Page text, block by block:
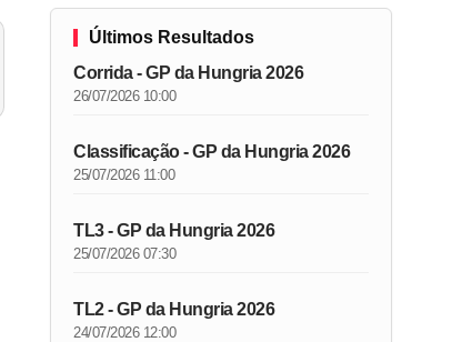
Últimos Resultados
Corrida - GP da Hungria 2026
26/07/2026 10:00
Classificação - GP da Hungria 2026
25/07/2026 11:00
TL3 - GP da Hungria 2026
25/07/2026 07:30
TL2 - GP da Hungria 2026
24/07/2026 12:00